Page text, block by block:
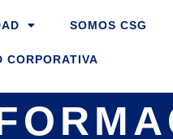
SOMOS CSG
CORPORATIVA